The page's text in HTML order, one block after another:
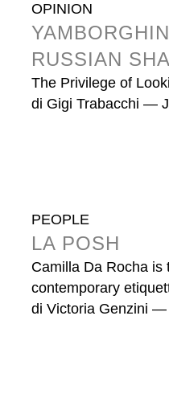
OPINION
RUSSIAN
The Privilege of
di Gigi Trabacchi —
PEOPLE
LA POSH
Camilla Da Rocha is
contemporary
di Victoria Genzini —